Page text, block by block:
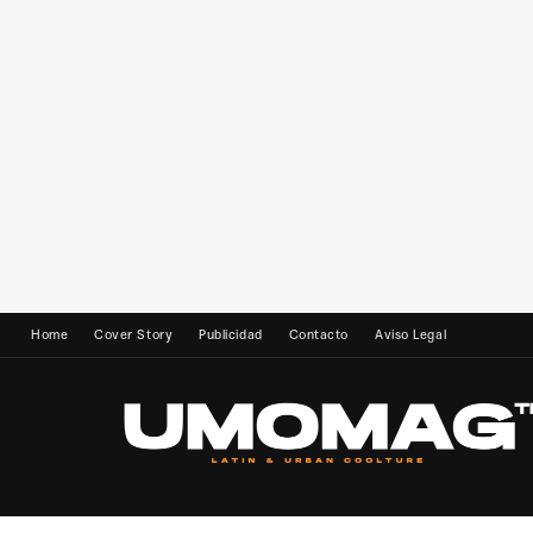
Home Cover Story Publicidad Contacto Aviso Legal